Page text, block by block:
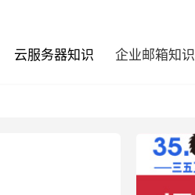
云服务器知识 企业邮箱知识